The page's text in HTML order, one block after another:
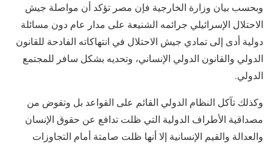
وبحسب بيان وزارة الخارجية فإن مصر تؤكد أن مواصلة جيش
الاحتلال الإسرائيلي جرائمه الشنيعة على مدار عام دون مسائلة
دولية أدى إلى تمادي جيش الاحتلال في انتهاكاته الفادحة للقانون
الدولي والقانون الدولي الإنساني، وتحديه بشكل سافر للمجتمع
الدولي.
وكذلك تآكل النظام الدولي القائم على القواعد بل وتقوض من
مصداقية الأطراف الدولية التي ظلت تدافع عن حقوق الإنسان
والعدالة والقيم الإنسانية إلا أنها ظلت صامتة أمام التجاوزات